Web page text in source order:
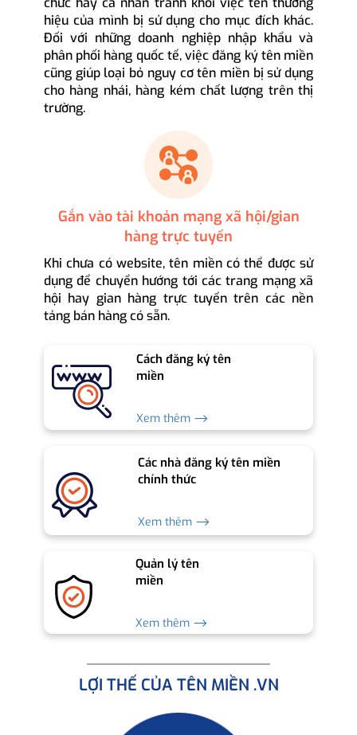
hiệu của mình bị sử dụng cho mục đích khác.
Đối với những doanh nghiệp nhập khẩu và
phân phối hàng quốc tế, việc đăng ký tên miền
cũng giúp loại bỏ nguy cơ tên miền bị sử dụng
cho hàng nhái, hàng kém chất lượng trên thị
trường.
Gắn vào tài khoản mạng xã hội/gian
hàng trực tuyến
Khi chưa có website, tên miền có thể được sử
dụng để chuyển hướng tới các trang mạng xã
hội hay gian hàng trực tuyến trên các nền
tảng bán hàng có sẵn.
Cách đăng ký tên
miền
Xem thêm ⟶
Các nhà đăng ký tên miền
chính thức
Xem thêm ⟶
Quản lý tên
miền
Xem thêm ⟶
LỢI THẾ CỦA TÊN MIỀN .VN